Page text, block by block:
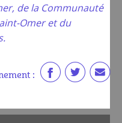
de la Communauté
Omer et du
: